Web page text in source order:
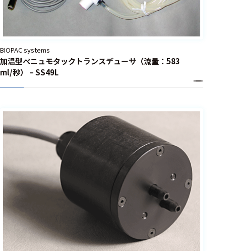
BIOPAC systems
加温型ペニュモタックトランスデューサ（流量：583
ml/秒） – SS49L